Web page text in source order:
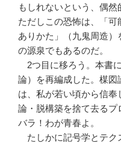
もしれないという、偶然
ただしこの恐怖は、「
ありかた」（九鬼周造
の源泉でもあるのだ。
2つ目に移ろう。本書
論）を再編成した。楳
は、私が若い頃から信
論・脱構築を捨て去る
バラ！わが青春よ。
たしかに記号学とテク